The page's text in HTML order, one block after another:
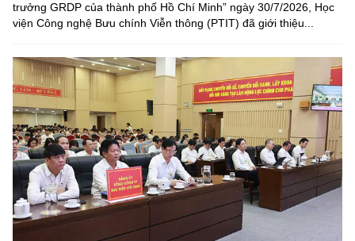
trưởng GRDP của thành phố Hồ Chí Minh” ngày 30/7/2026, Học
viện Công nghệ Bưu chính Viễn thông (PTIT) đã giới thiệu...